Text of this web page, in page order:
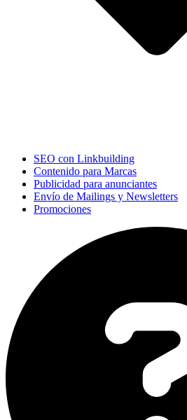
SEO con Linkbuilding
Contenido para Marcas
Publicidad para anunciantes
Envío de Mailings y Newsletters
Promociones